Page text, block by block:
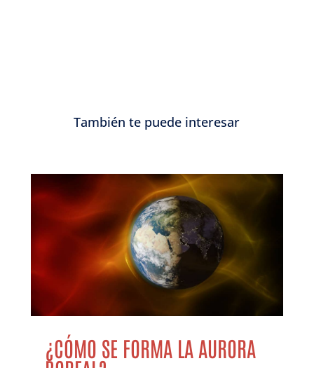
También te puede interesar
¿CÓMO SE FORMA LA AURORA